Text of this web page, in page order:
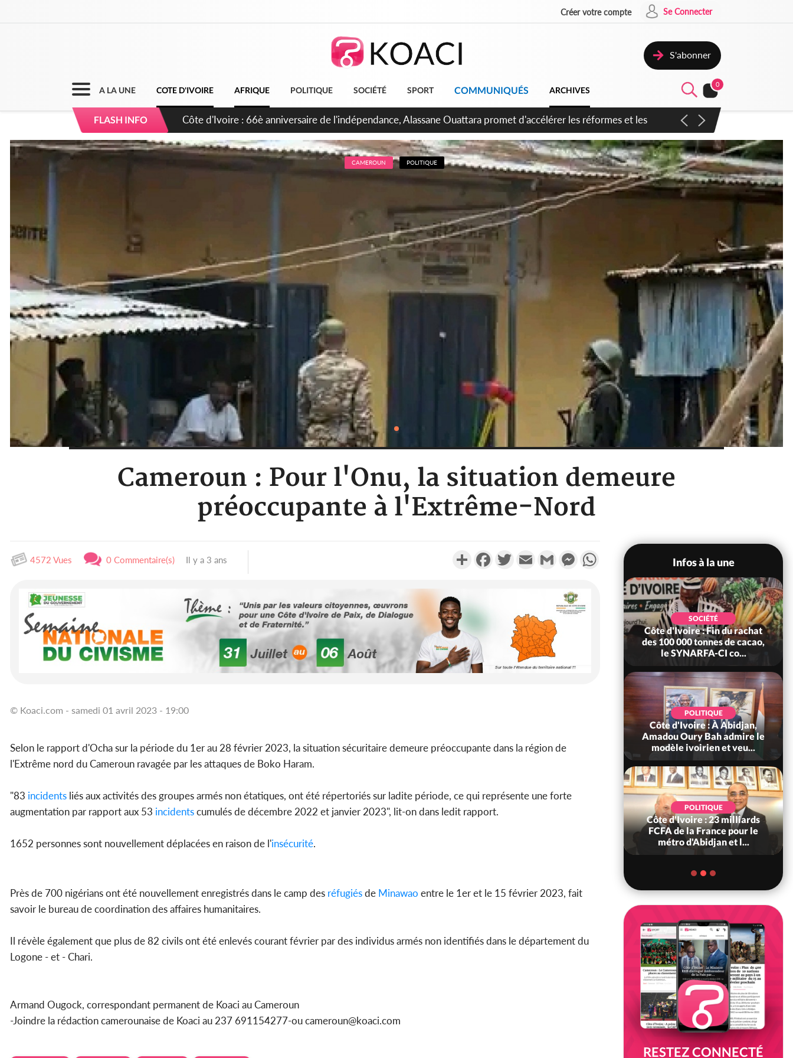
Créer votre compte Se Connecter
S'abonner
A LA UNE COTE D'IVOIRE AFRIQUE POLITIQUE SOCIÉTÉ SPORT COMMUNIQUÉS ARCHIVES
0
FLASH INFO
Côte d'Ivoire : À Abidjan, Amadou Oury Bah admire le modèle ivoirien et veut s'en inspirer pour accélérer le
développement de la Guinée
CAMEROUN POLITIQUE
Cameroun : Pour l'Onu, la situation demeure
préoccupante à l'Extrême-Nord
4572 Vues 0 Commentaire(s) Il y a 3 ans PartagerFacebookTwitterEmail Gmail MessengerWhatsApp
© Koaci.com - samedi 01 avril 2023 - 19:00
Selon le rapport d'Ocha sur la période du 1er au 28 février 2023, la situation sécuritaire demeure préoccupante dans la région de
l'Extrême nord du Cameroun ravagée par les attaques de Boko Haram.
"83 incidents liés aux activités des groupes armés non étatiques, ont été répertoriés sur ladite période, ce qui représente une forte
augmentation par rapport aux 53 incidentscumulés de décembre 2022 et janvier 2023", lit-on dans ledit rapport.
1652 personnes sont nouvellement déplacées en raison de l'insécurité.
Près de 700 nigérians ont été nouvellement enregistrés dans le camp des réfugiésde Minawao entre le 1er et le 15 février 2023, fait
savoir le bureau de coordination des affaires humanitaires.
Il révèle également que plus de 82 civils ont été enlevés courant février par des individus armés non identifiés dans le département du
Logone - et - Chari.
Armand Ougock, correspondant permanent de Koaci au Cameroun
-Joindre la rédaction camerounaise de Koaci au 237 691154277-ou cameroun@koaci.com
Infos à la une
POLITIQUE
Côte d'Ivoire : Fête nationale,
Alassane Ouattara accorde
la grâce à 4 661...
Ouattara prome...
Côte d'Ivoire : Décrispation ?
SOCIÉTÉ
Côte d'Ivoire : Fin du rachat
des 100 000 tonnes de cacao,
le SYNARFA-CI co...
POLITIQUE
Côte d'Ivoire : À Abidjan,
Amadou Oury Bah admire le
modèle ivoirien et veu...
POLITIQUE
Côte d'Ivoire : 23 milliards
FCFA de la France pour le
métro d'Abidjan et l...
RESTEZ CONNECTÉ